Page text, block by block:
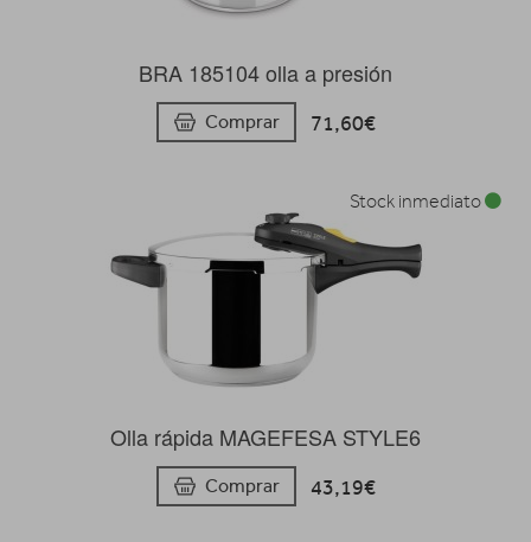
BRA 185104 olla a presión
Comprar 71,60€
Olla rápida MAGEFESA STYLE6
Comprar 43,19€
Stock inmediato